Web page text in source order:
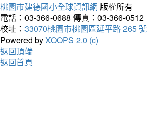
桃園市建德國小全球資訊網 版權所有
電話：03-366-0688 傳真：03-366-0512
校址： 33070桃園市桃園區延平路 265 號
Powered byXOOPS 2.0 (c)
返回頂端
返回首頁